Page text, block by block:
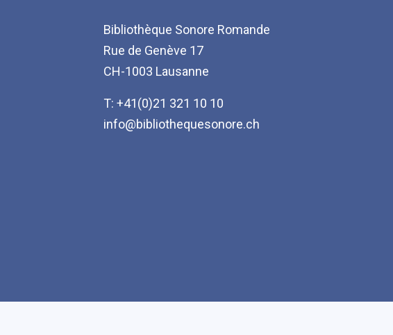
Bibliothèque Sonore Romande
Rue de Genève 17
CH-1003 Lausanne
T: +41(0)21 321 10 10
info@bibliothequesonore.ch